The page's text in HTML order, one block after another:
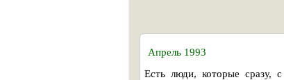
Апрель 1993
Есть люди, которые сразу,